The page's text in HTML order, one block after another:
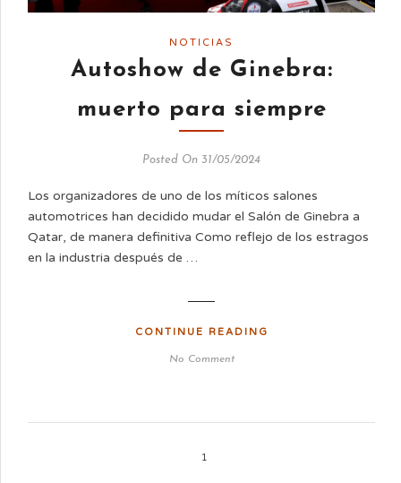
NOTICIAS
Autoshow de Ginebra:
muerto para siempre
Posted On 31/05/2024
Los organizadores de uno de los míticos salones
automotrices han decidido mudar el Salón de Ginebra a
Qatar, de manera definitiva Como reflejo de los estragos
en la industria después de …
CONTINUE READING
No Comment
1